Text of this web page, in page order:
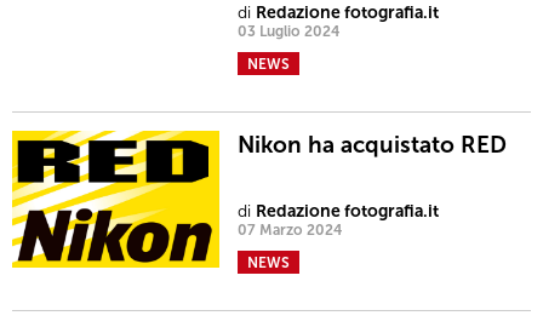
di Redazione fotografia.it
03 Luglio 2024
NEWS
Nikon ha acquistato RED
di Redazione fotografia.it
07 Marzo 2024
NEWS